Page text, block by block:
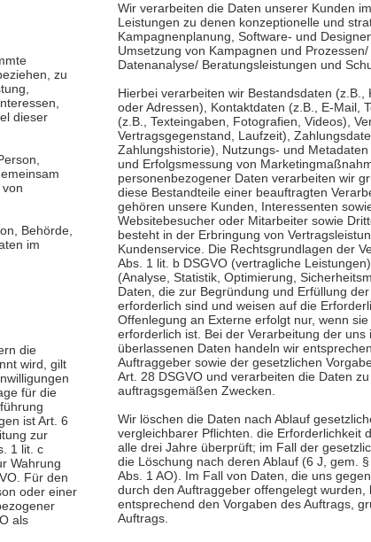
zu
dieser
Behörde,
im
die
wird, gilt
für die
ist Art. 6
zur
1 lit. c
Wahrung
Für den
oder einer
als
Wir verarbeiten die Daten unserer Kunden
Leistungen zu denen konzeptionelle und
Kampagnenplanung, Software- und
Umsetzung von Kampagnen und
Datenanalyse/ Beratungsleistungen und
Hierbei verarbeiten wir Bestandsdaten
oder Adressen), Kontaktdaten (z.B., E-Mail,
(z.B., Texteingaben, Fotografien, Videos),
Vertragsgegenstand, Laufzeit),
Zahlungshistorie), Nutzungs- und
und Erfolgsmessung von
personenbezogener Daten verarbeiten wir
diese Bestandteile einer beauftragten
gehören unsere Kunden, Interessenten
Websitebesucher oder Mitarbeiter sowie
besteht in der Erbringung von
Kundenservice. Die Rechtsgrundlagen der
Abs. 1 lit. b DSGVO (vertragliche
(Analyse, Statistik, Optimierung,
Daten, die zur Begründung und Erfüllung
erforderlich sind und weisen auf die
Offenlegung an Externe erfolgt nur, wenn
erforderlich ist. Bei der Verarbeitung der uns
überlassenen Daten handeln wir
Auftraggeber sowie der gesetzlichen
Art. 28 DSGVO und verarbeiten die Daten
auftragsgemäßen Zwecken.
Wir löschen die Daten nach Ablauf
vergleichbarer Pflichten. die Erforderlichkeit
alle drei Jahre überprüft; im Fall der
die Löschung nach deren Ablauf (6 J, gem.
Abs. 1 AO). Im Fall von Daten, die uns
durch den Auftraggeber offengelegt wurden,
entsprechend den Vorgaben des Auftrags,
Auftrags.